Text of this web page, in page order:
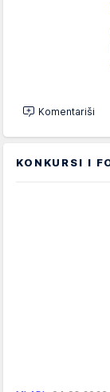
Komentariši
KONKURSI I